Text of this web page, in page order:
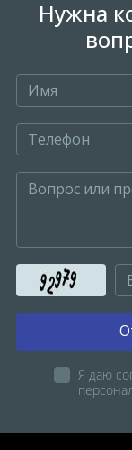
Нужна
Я даю